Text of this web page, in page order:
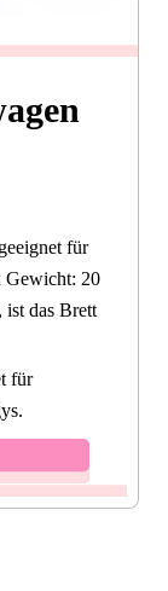
für
Gewicht: 20
ist das Brett
für